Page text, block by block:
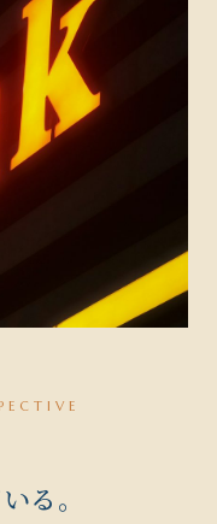
る。